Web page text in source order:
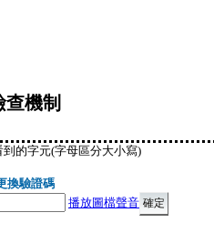
機制
的字元(字母區分大小寫)
換驗證碼
播放圖檔聲音